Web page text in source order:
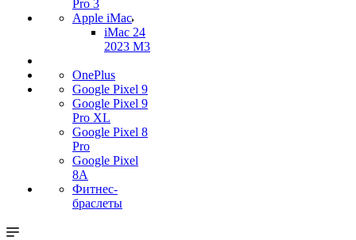
Pro 3
Apple iMac
iMac 24
2023 M3
OnePlus
Google Pixel 9
Google Pixel 9
Pro XL
Google Pixel 8
Pro
Google Pixel
8A
Фитнес-
браслеты